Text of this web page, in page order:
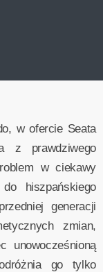
w ofercie Seata
z prawdziwego
w ciekawy
hiszpańskiego
generacji
zmian,
unowocześnioną
go tylko